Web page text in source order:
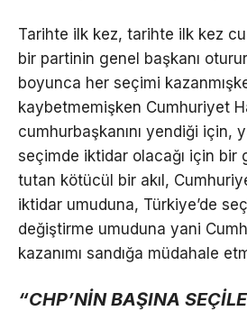
Tarihte ilk kez, tarihte ilk kez
bir partinin genel başkanı
boyunca her seçimi
kaybetmemişken Cumhuriyet
cumhurbaşkanını yendiği için,
seçimde iktidar olacağı için bir
tutan kötücül bir akıl,
iktidar umuduna, Türkiye’de
değiştirme umuduna yani
kazanımı sandığa müdahale
“CHP’NİN BAŞINA